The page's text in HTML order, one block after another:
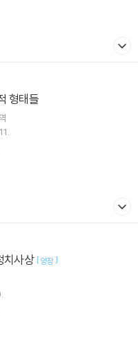
형태들
역
치사상 [양장]